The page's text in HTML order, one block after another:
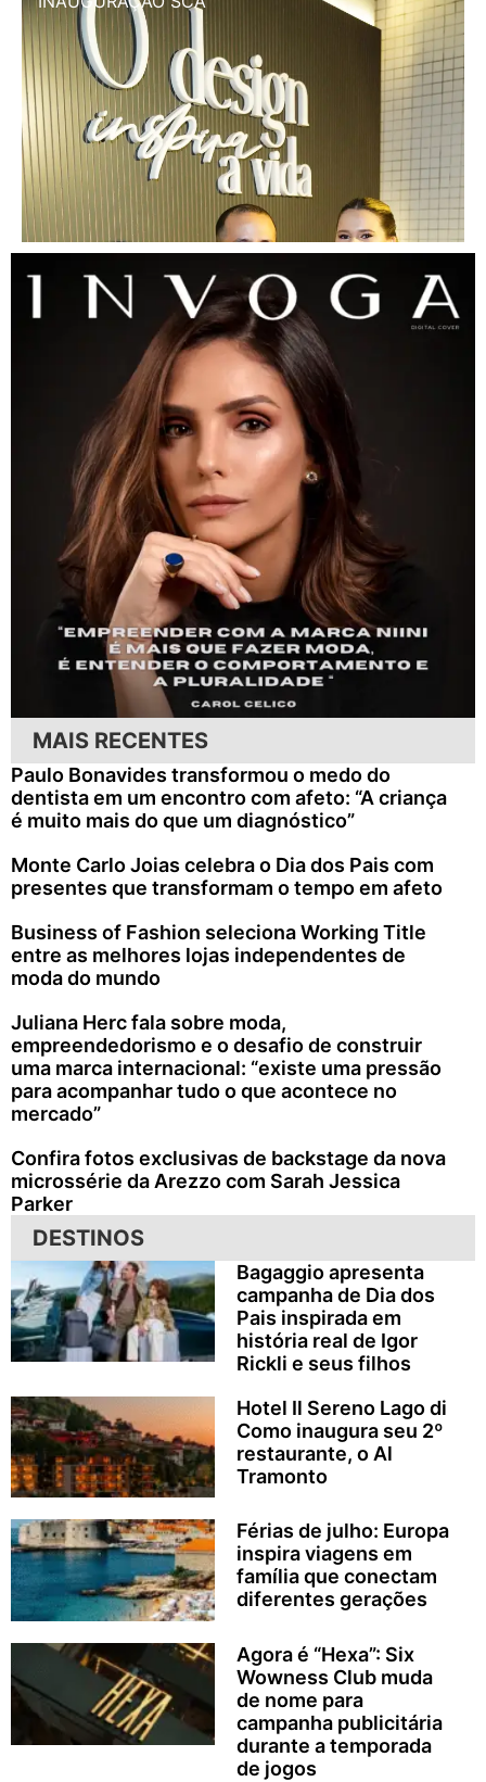
MAIS RECENTES
Paulo Bonavides transformou o medo do
dentista em um encontro com afeto: “A criança
é muito mais do que um diagnóstico”
Monte Carlo Joias celebra o Dia dos Pais com
presentes que transformam o tempo em afeto
Business of Fashion seleciona Working Title
entre as melhores lojas independentes de
moda do mundo
Juliana Herc fala sobre moda,
empreendedorismo e o desafio de construir
uma marca internacional: “existe uma pressão
para acompanhar tudo o que acontece no
mercado”
Confira fotos exclusivas de backstage da nova
microssérie da Arezzo com Sarah Jessica
Parker
DESTINOS
Bagaggio apresenta
campanha de Dia dos
Pais inspirada em
história real de Igor
Rickli e seus filhos
Hotel Il Sereno Lago di
Como inaugura seu 2º
restaurante, o Al
Tramonto
Férias de julho: Europa
inspira viagens em
família que conectam
diferentes gerações
Agora é “Hexa”: Six
Wowness Club muda
de nome para
campanha publicitária
durante a temporada
de jogos